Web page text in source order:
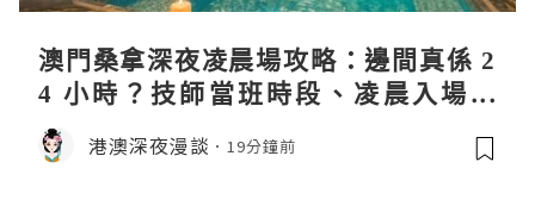
澳門桑拿深夜凌晨場攻略：邊間真係 2
4 小時？技師當班時段、凌晨入場流
程、過夜安排一次過講清
港澳深夜漫談 19分鐘前